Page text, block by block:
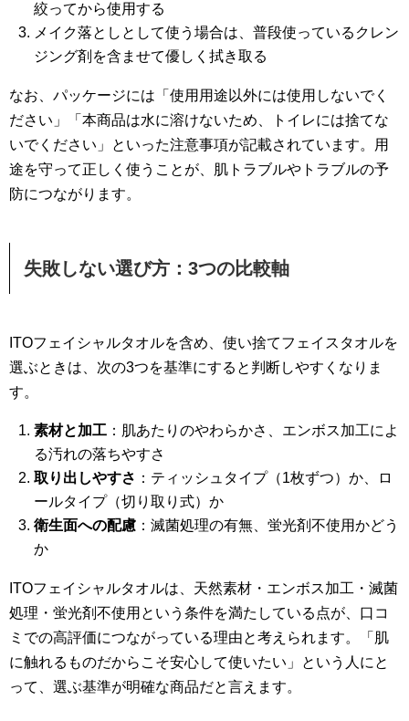
絞ってから使用する
メイク落としとして使う場合は、普段使っているクレン
ジング剤を含ませて優しく拭き取る
なお、パッケージには「使用用途以外には使用しないでく
ださい」「本商品は水に溶けないため、トイレには捨てな
いでください」といった注意事項が記載されています。用
途を守って正しく使うことが、肌トラブルやトラブルの予
防につながります。
失敗しない選び方：3つの比較軸
ITOフェイシャルタオルを含め、使い捨てフェイスタオルを
選ぶときは、次の3つを基準にすると判断しやすくなりま
す。
素材と加工 ：肌あたりのやわらかさ、エンボス加工によ
る汚れの落ちやすさ
取り出しやすさ ：ティッシュタイプ（1枚ずつ）か、ロ
ールタイプ（切り取り式）か
衛生面への配慮 ：滅菌処理の有無、蛍光剤不使用かどう
か
ITOフェイシャルタオルは、天然素材・エンボス加工・滅菌
処理・蛍光剤不使用という条件を満たしている点が、口コ
ミでの高評価につながっている理由と考えられます。「肌
に触れるものだからこそ安心して使いたい」という人にと
って、選ぶ基準が明確な商品だと言えます。